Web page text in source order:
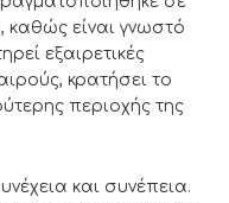
καθώς είναι γνωστό
εξαιρετικές
κρατήσει το
περιοχής της
και συνέπεια.